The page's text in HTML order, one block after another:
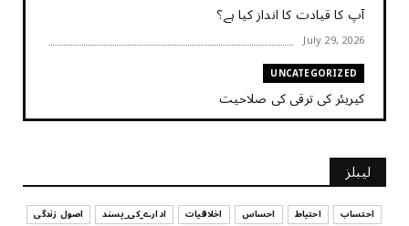
آپ کا قیادت کا انداز کیا ہے؟
July 29, 2026
UNCATEGORIZED
کیریئر کی ترقی کی صلاحیت
July 29, 2026
UNCATEGORIZED
کیا آپ اپنے باس کو مؤثر طریقے سے منظم کر رہے ہیں
July 29, 2026
لیبلز
احتساب احتیاط احساس اخلاقیات ادارے_کی_پسند
اصول زندگی